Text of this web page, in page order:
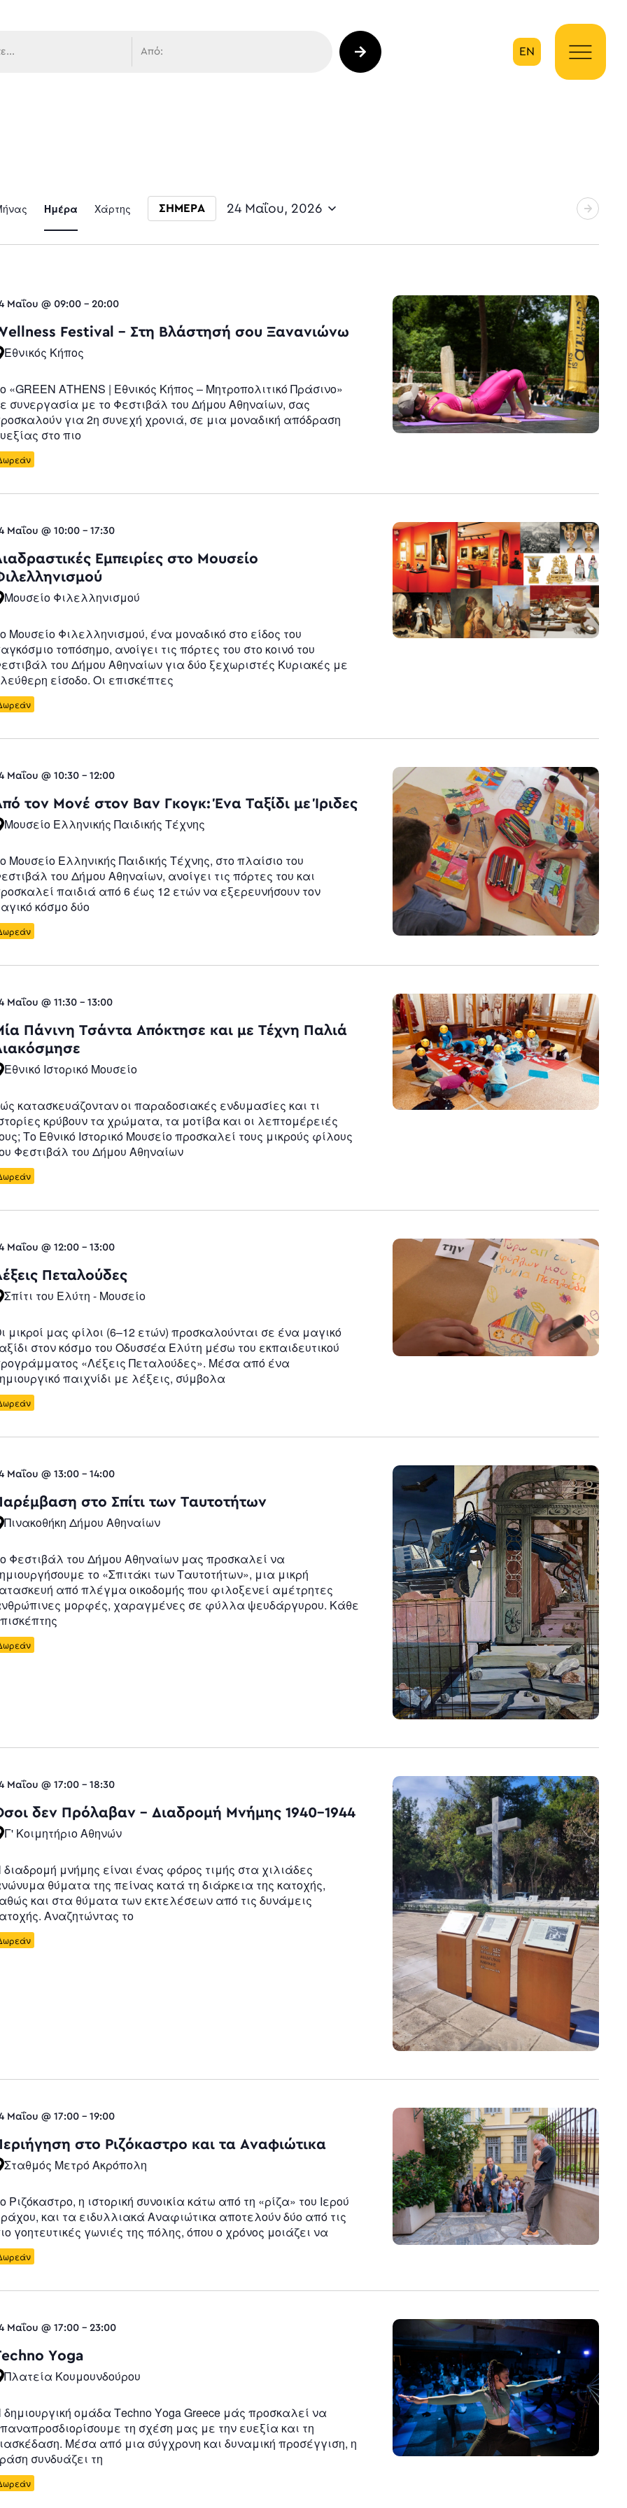
EN
Event
Navigation
Ημέρα Χάρτης ΣΗΜΕΡΑ 24 Μαΐου, 2026
Μαΐου @ 09:00 -20:00
Festival – Στη Βλάστησή σου Ξανανιώνω
Εθνικός Κήπος
«GREEN ATHENS | Εθνικός Κήπος – Μητροπολιτικό Πράσινο»
συνεργασία με το Φεστιβάλ του Δήμου Αθηναίων, σας
για 2η συνεχή χρονιά, σε μια μοναδική απόδραση
στο πιο
Μαΐου @ 10:00 -17:30
Εμπειρίες στο Μουσείο
Μουσείο Φιλελληνισμού
Μουσείο Φιλελληνισμού, ένα μοναδικό στο είδος του
τοπόσημο, ανοίγει τις πόρτες του στο κοινό του
του Δήμου Αθηναίων για δύο ξεχωριστές Κυριακές με
είσοδο. Οι επισκέπτες
Μαΐου @ 10:30 -12:00
τον Μονέ στον Βαν Γκογκ: Ένα Ταξίδι με Ίριδες
Μουσείο Ελληνικής Παιδικής Τέχνης
Μουσείο Ελληνικής Παιδικής Τέχνης, στο πλαίσιο του
του Δήμου Αθηναίων, ανοίγει τις πόρτες του και
παιδιά από 6 έως 12 ετών να εξερευνήσουν τον
κόσμο δύο
Μαΐου @ 11:30 -13:00
Πάνινη Τσάντα Απόκτησε και με Τέχνη Παλιά
Εθνικό Ιστορικό Μουσείο
κατασκευάζονταν οι παραδοσιακές ενδυμασίες και τι
κρύβουν τα χρώματα, τα μοτίβα και οι λεπτομέρειές
Το Εθνικό Ιστορικό Μουσείο προσκαλεί τους μικρούς φίλους
Φεστιβάλ του Δήμου Αθηναίων
Μαΐου @ 12:00 -13:00
Πεταλούδες
Σπίτι του Ελύτη - Μουσείο
μικροί μας φίλοι (6–12 ετών) προσκαλούνται σε ένα μαγικό
στον κόσμο του Οδυσσέα Ελύτη μέσω του εκπαιδευτικού
«Λέξεις Πεταλούδες». Μέσα από ένα
παιχνίδι με λέξεις, σύμβολα
Μαΐου @ 13:00 -14:00
στο Σπίτι των Ταυτοτήτων
Πινακοθήκη Δήμου Αθηναίων
Φεστιβάλ του Δήμου Αθηναίων μας προσκαλεί να
το «Σπιτάκι των Ταυτοτήτων», μια μικρή
από πλέγμα οικοδομής που φιλοξενεί αμέτρητες
μορφές, χαραγμένες σε φύλλα ψευδάργυρου. Κάθε
Μαΐου @ 17:00 -18:30
δεν Πρόλαβαν – Διαδρομή Μνήμης 1940-1944
Γ' Κοιμητήριο Αθηνών
διαδρομή μνήμης είναι ένας φόρος τιμής στα χιλιάδες
θύματα της πείνας κατά τη διάρκεια της κατοχής,
και στα θύματα των εκτελέσεων από τις δυνάμεις
Αναζητώντας το
Μαΐου @ 17:00 -19:00
στο Ριζόκαστρο και τα Αναφιώτικα
Σταθμός Μετρό Ακρόπολη
Ριζόκαστρο, η ιστορική συνοικία κάτω από τη «ρίζα» του Ιερού
και τα ειδυλλιακά Αναφιώτικα αποτελούν δύο από τις
γοητευτικές γωνιές της πόλης, όπου ο χρόνος μοιάζει να
Μαΐου @ 17:00 -23:00
Yoga
Πλατεία Κουμουνδούρου
δημιουργική ομάδα Techno Yoga Greece μάς προσκαλεί να
τη σχέση μας με την ευεξία και τη
Μέσα από μια σύγχρονη και δυναμική προσέγγιση, η
συνδυάζει τη